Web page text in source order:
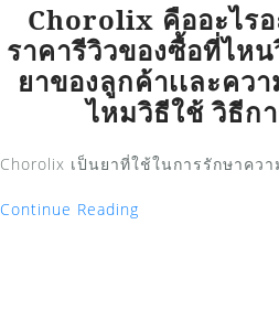
Chorolix คืออะไร
ราคารีวิวของซื้อที่ไห
ยาของลูกค้าเเละคว
ไหมวิธีใช้ วิธีก
Chorolix เป็นยาที่ใช้ในการรักษาคว
Continue Reading